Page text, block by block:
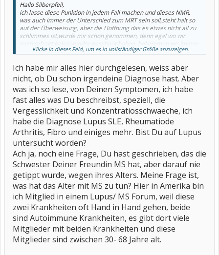
Hallo Silberpfeil,
ich lasse diese Punktion in jedem Fall machen und dieses NMR,
was auch immer der Unterschied zum MRT sein soll,steht halt so
auf der Überweisung, aber die Hoffnung das es etwas nicht all zu
schlimmes ist,wurde mir schon genommen, denn egal wo wir
nachgefragt,gelesen oder geschaut haben, bekommen wir immer
die selben Antworten, entweder Tumore im Gehirn,
eventuell doch etwas ganz simples dahinter steckt, ist noch
vorhanden und man klammert sich daran aber je weniger
mögliche Antworten man bekommt....
Mit Schwindel hab ich dauernt zu tun und auch mit den Augen hab
ich mehr und mehr Probleme, dazu kommen
Konzentrationsschwäche, an manchen Tagen kann ich mich gar
nicht unterhalten geschweigedenn 1und1 zusammen zählen, die
einfachsten Worte kann ich nicht aussprechen (wenn ich dann
etwas rede versteht neben mir selbst auch sonst keiner was ich
sage), Vergesslichkeit und Wesensveränderung (von anderen
beobachtet ) also Gefühlsschwankungen die mir selbst nicht
unbedingt auffallen wie z.B. Agressionsausbrüche... hinzu kommen
kleinere innere Krampfanfälle z.B. wenn ich am einschlafen bin
oder einfach nur die Augen schließe, es fängt dann an mit diesem
"Achterbahngefühl im Kopf " (anders kann ich es nicht
beschreiben) also das Gefühl ich falle mit einem Affenzahn extrem
tief in den Abgrund (hat auch nix mit diesem Traum zu tun wie ihn
jeder mal hat,wo man träumt man fällt und wacht kurz vor´m
Aufschlag schreckhaft auf) ich öffne dann die Augen und krampfe
dann für einige Sekunden, oftmals traue ich mich gar nicht mehr
die Augen zu schließen weil ein Schub dem anderen dann die Hand
gibt
dabei geh´n neuerdings einige Nächte vorbei in denen ich
im wahrsten Sinne des Wortes " kein Auge zu gemacht habe "
Klicke in dieses Feld, um es in vollständiger Größe anzuzeigen.
Ich habe mir alles hier durchgelesen, weiss aber
nicht, ob Du schon irgendeine Diagnose hast. Aber
was ich so lese, von Deinen Symptomen, ich habe
fast alles was Du beschreibst, speziell, die
Vergesslichkeit und Konzentratiosschwaeche, ich
habe die Diagnose Lupus SLE, Rheumatiode
Arthritis, Fibro und einiges mehr. Bist Du auf Lupus
untersucht worden?
Ach ja, noch eine Frage, Du hast geschrieben, das die
Schwester Deiner Freundin MS hat, aber darauf nie
getippt wurde, wegen ihres Alters. Meine Frage ist,
was hat das Alter mit MS zu tun? Hier in Amerika bin
ich Mitglied in einem Lupus/ MS Forum, weil diese
zwei Krankheiten oft Hand in Hand gehen, beide
sind Autoimmune Krankheiten, es gibt dort viele
Mitglieder mit beiden Krankheiten und diese
Mitglieder sind zwischen 30- 68 Jahre alt.